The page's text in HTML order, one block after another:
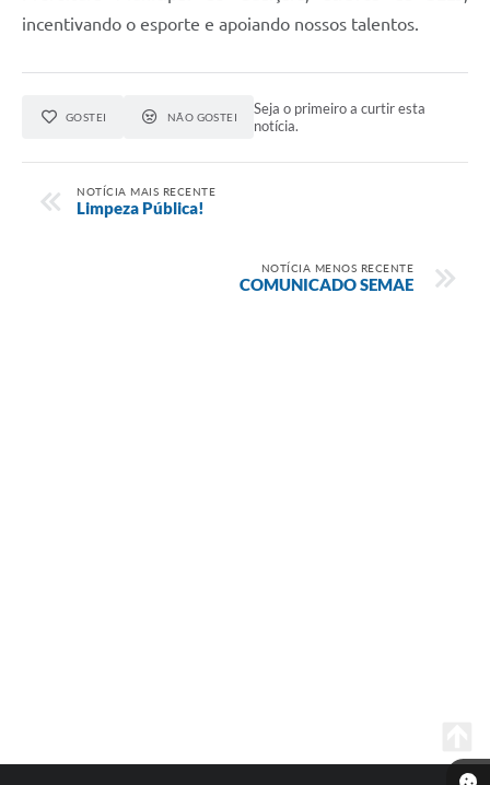
incentivando o esporte e apoiando nossos talentos.
GOSTEI NÃO GOSTEI
Seja o primeiro a curtir esta
notícia.
NOTÍCIA MAIS RECENTE
Limpeza Pública!
NOTÍCIA MENOS RECENTE
COMUNICADO SEMAE